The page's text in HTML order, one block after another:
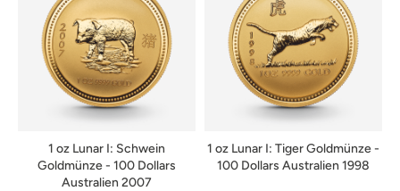
1 oz Lunar I: Schwein
Goldmünze - 100 Dollars
Australien 2007
1 oz Lunar I: Tiger Goldmünze -
100 Dollars Australien 1998